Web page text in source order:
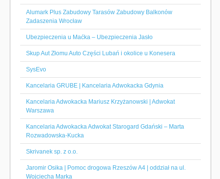
Alumark Plus Zabudowy Tarasów Zabudowy Balkonów
Zadaszenia Wrocław
Ubezpieczenia u Maćka – Ubezpieczenia Jasło
Skup Aut Złomu Auto Części Lubań i okolice u Konesera
SysEvo
Kancelaria GRUBE | Kancelaria Adwokacka Gdynia
Kancelaria Adwokacka Mariusz Krzyżanowski | Adwokat
Warszawa
Kancelaria Adwokacka Adwokat Starogard Gdański – Marta
Rozwadowska-Kucka
Skrivanek sp. z o.o.
Jaromir Osika | Pomoc drogowa Rzeszów A4 | oddział na ul.
Wojciecha Marka